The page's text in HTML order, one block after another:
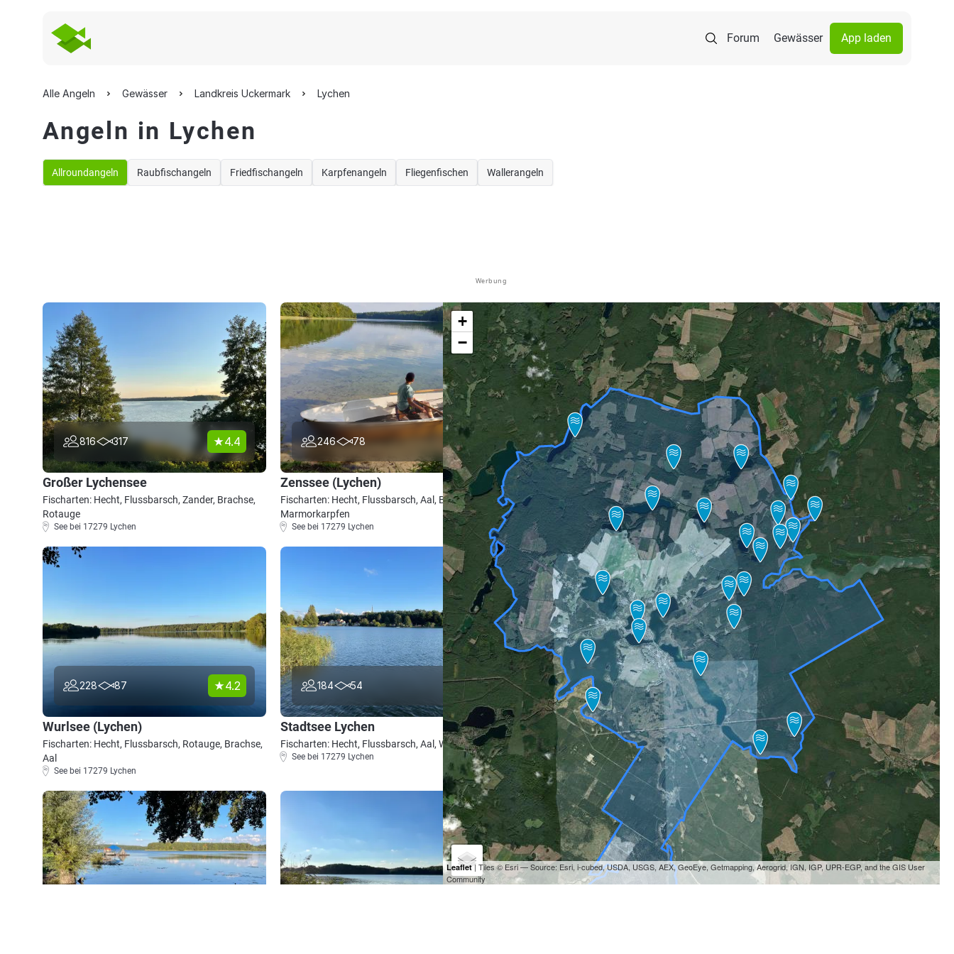
Forum Gewässer App laden
Alle Angeln Gewässer Landkreis Uckermark Lychen
Angeln in Lychen
Allroundangeln Raubfischangeln Friedfischangeln Karpfenangeln Fliegenfischen Wallerangeln
Werbung
816 317 4.4
Großer Lychensee
Fischarten: Hecht, Flussbarsch, Zander, Brachse,
Rotauge
See bei 17279 Lychen
246 78 4.4
Zenssee (Lychen)
Fischarten: Hecht, Flussbarsch, Aal, Brachse,
Marmorkarpfen
See bei 17279 Lychen
228 87 4.2
Wurlsee (Lychen)
Fischarten: Hecht, Flussbarsch, Rotauge, Brachse,
Aal
See bei 17279 Lychen
184 54 4.6
Stadtsee Lychen
Fischarten: Hecht, Flussbarsch, Aal, Wels, Zander
See bei 17279 Lychen
+
−
Leaflet| Tiles © Esri — Source: Esri, i-cubed, USDA, USGS, AEX, GeoEye, Getmapping, Aerogrid, IGN, IGP, UPR-EGP, and the GIS User
Community